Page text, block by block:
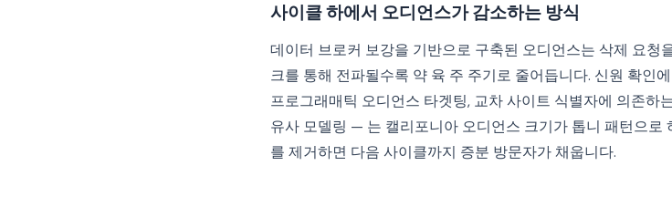
사이클 하에서 오디언스가 감소하는 방식
데이터 브로커 보강을 기반으로 구축된 오디언스는 삭제 요청
크를 통해 전파될수록 약 육 주 주기로 줄어듭니다. 신원 확인
프로그래매틱 오디언스 타겟팅, 교차 사이트 식별자에 의존하
유사 모델링 — 는 캘리포니아 오디언스 크기가 톱니 패턴으로
를 제거하면 다음 사이클까지 증분 방문자가 채웁니다.